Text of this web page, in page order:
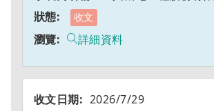
收文
詳細資料
2026/7/29